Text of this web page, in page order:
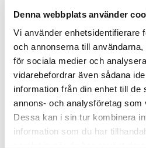
Denna webbplats använder
Vi använder enhetsidentifierare
och annonserna till
för sociala medier och
vidarebefordrar även sådana
information från din enhet till de
annons- och analysföretag som
Dessa kan i sin tur kombinera
information som du har
Våra studentlägenheter i
bostadskö
gäller följande:
Registrera dig
Samla köpoäng